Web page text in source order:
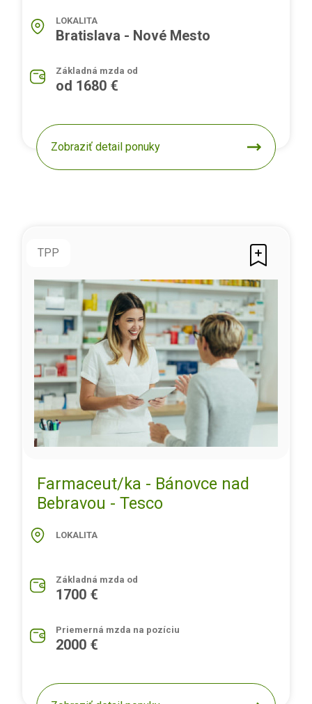
LOKALITA
Bratislava - Nové Mesto
Základná mzda od
od 1680 €
Zobraziť detail ponuky
TPP
Farmaceut/ka - Bánovce nad
Bebravou - Tesco
LOKALITA
Základná mzda od
1700 €
Priemerná mzda na pozíciu
2000 €